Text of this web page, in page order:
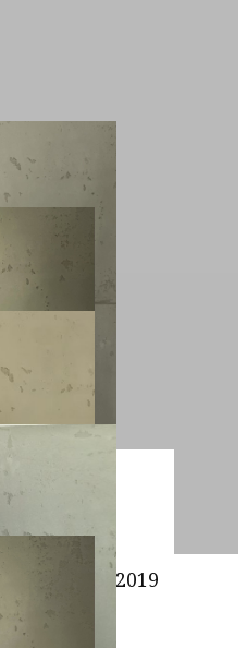
seit 2019